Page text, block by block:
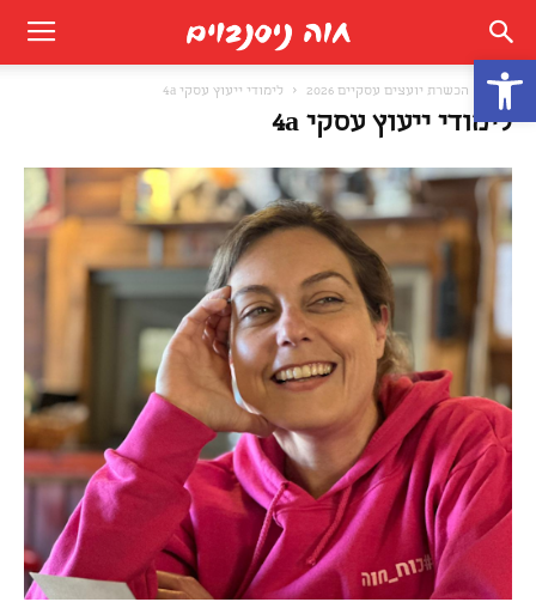
פתח סרגל נגישות
הכשרת יועצים עסקיים 2026 לימודי ייעוץ עסקי 4a
לימודי ייעוץ עסקי 4a